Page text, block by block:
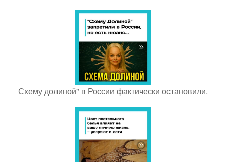
Схему долиной" в России фактически остановили.